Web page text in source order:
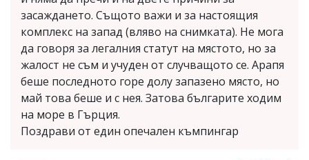
засаждането. Същото важи и за настоящия
комплекс на запад (вляво на снимката). Не мога
да говоря за легалния статут на мястото, но за
жалост не съм и учуден от случващото се. Арапя
беше последното горе долу запазено място, но
май това беше и с нея. Затова българите ходим
на море в Гърция.
Поздрави от един опечален къмпингар